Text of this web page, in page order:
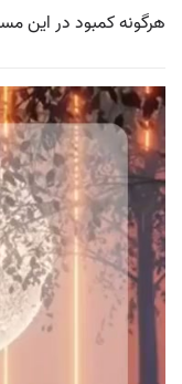
هرگونه کمبود در این